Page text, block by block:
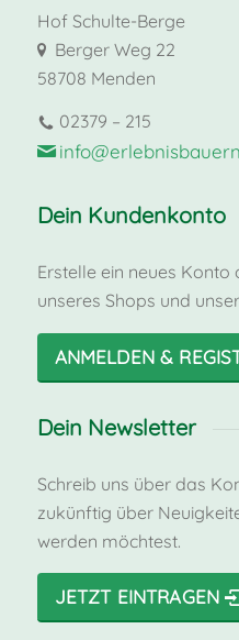
Hof Schulte-Berge
Berger Weg 22
58708 Menden
02379 – 215
Dein Kundenkonto
Erstelle ein neues
unseres Shops und
ANMELDEN &
Dein Newsletter
Schreib uns über das
zukünftig über
werden möchtest.
JETZT EINTRAGEN